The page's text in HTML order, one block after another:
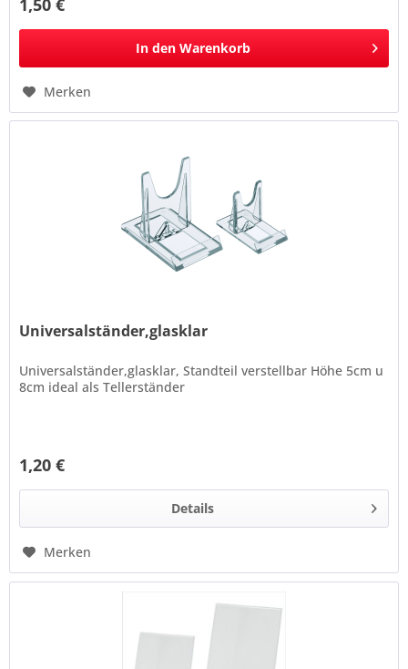
In den Warenkorb
Merken
Universalständer,glasklar
Universalständer,glasklar, Standteil verstellbar Höhe 5cm u
8cm ideal als Tellerständer
1,20 €
Details
Merken